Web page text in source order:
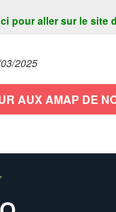
pour aller sur le site
2025
AUX AMAP DE